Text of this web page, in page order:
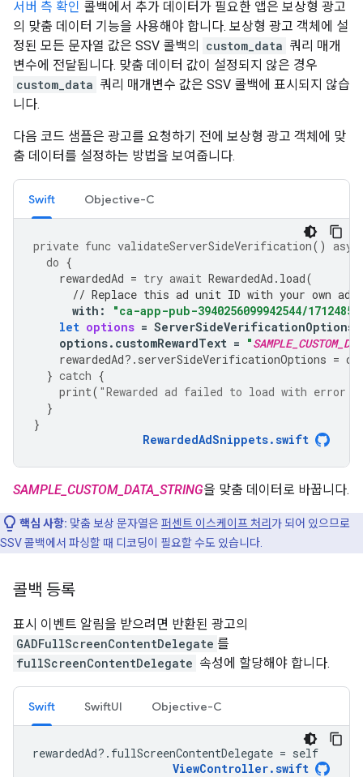
서버 측 확인 콜백에서 추가 데이터가 필요한 앱은 보상형 광고
의 맞춤 데이터 기능을 사용해야 합니다. 보상형 광고 객체에 설
정된 모든 문자열 값은 SSV 콜백의
custom_data 쿼리 매개
변수에 전달됩니다. 맞춤 데이터 값이 설정되지 않은 경우
custom_data 쿼리 매개변수 값은 SSV 콜백에 표시되지 않습
니다.
다음 코드 샘플은 광고를 요청하기 전에 보상형 광고 객체에 맞
춤 데이터를 설정하는 방법을 보여줍니다.
Swift Objective-C
private func validateServerSideVerification()
do {
rewardedAd = try await RewardedAd . load(
// Replace this ad unit ID with your own ad
with :
"ca-app-pub-3940256099942544/
let options = ServerSideVerificationOptions
options. customRewardText = "
rewardedAd?. serverSideVerificationOptions =
} catch {
print( "Rewarded ad failed to load with error:
}
}
RewardedAdSnippets.swift
SAMPLE_CUSTOM_DATA_STRING을 맞춤 데이터로 바꿉니다.
핵심 사항: 맞춤 보상 문자열은 퍼센트 이스케이프 처리 가 되어 있으므로
SSV 콜백에서 파싱할 때 디코딩이 필요할 수도 있습니다.
콜백 등록
표시 이벤트 알림을 받으려면 반환된 광고의
GADFullScreenContentDelegate 를
fullScreenContentDelegate 속성에 할당해야 합니다.
Swift SwiftUI Objective-C
rewardedAd?. fullScreenContentDelegate = self
ViewController.swift